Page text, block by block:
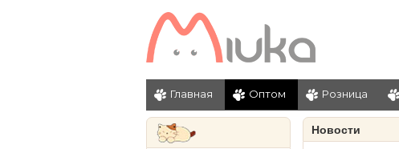
Главная Оптом Розница
Новости